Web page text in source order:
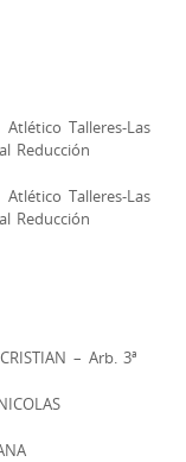
Las
Las
– Arb. 3ª